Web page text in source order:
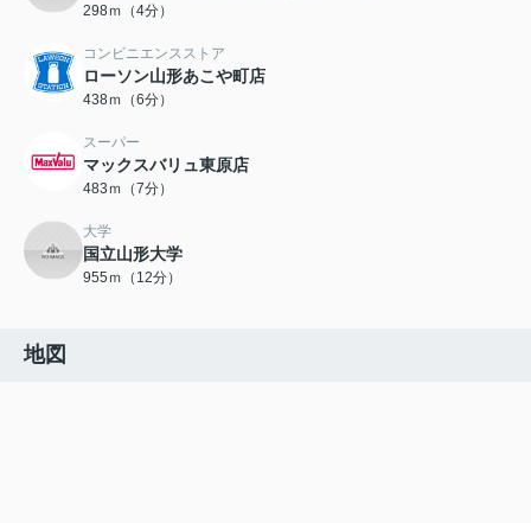
298ｍ（4分）
コンビニエンスストア
ローソン山形あこや町店
438ｍ（6分）
スーパー
マックスバリュ東原店
483ｍ（7分）
大学
国立山形大学
955ｍ（12分）
地図